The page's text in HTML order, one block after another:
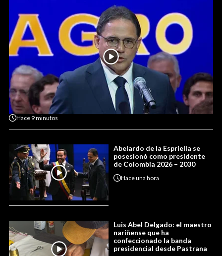
Hace 9 minutos
Abelardo de la Espriella se
posesionó como presidente
de Colombia 2026 – 2030
Haceuna hora
Luis Abel Delgado: el maestro
nariñense que ha
confeccionado la banda
presidencial desde Pastrana